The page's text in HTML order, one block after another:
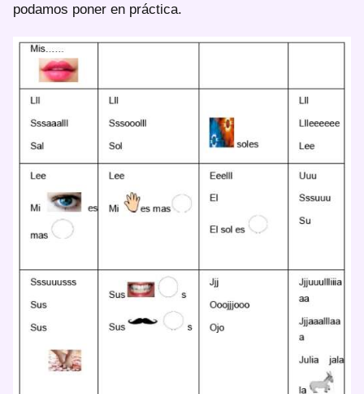
podamos poner en práctica.